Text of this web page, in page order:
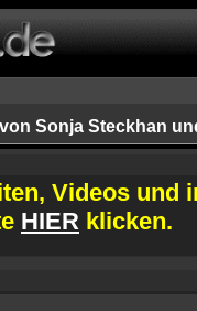
Sonja Steckhan
Videos und
HIER klicken.